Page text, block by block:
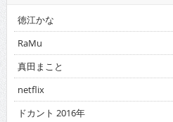
徳江かな
RaMu
真田まこと
netflix
ドカント 2016年